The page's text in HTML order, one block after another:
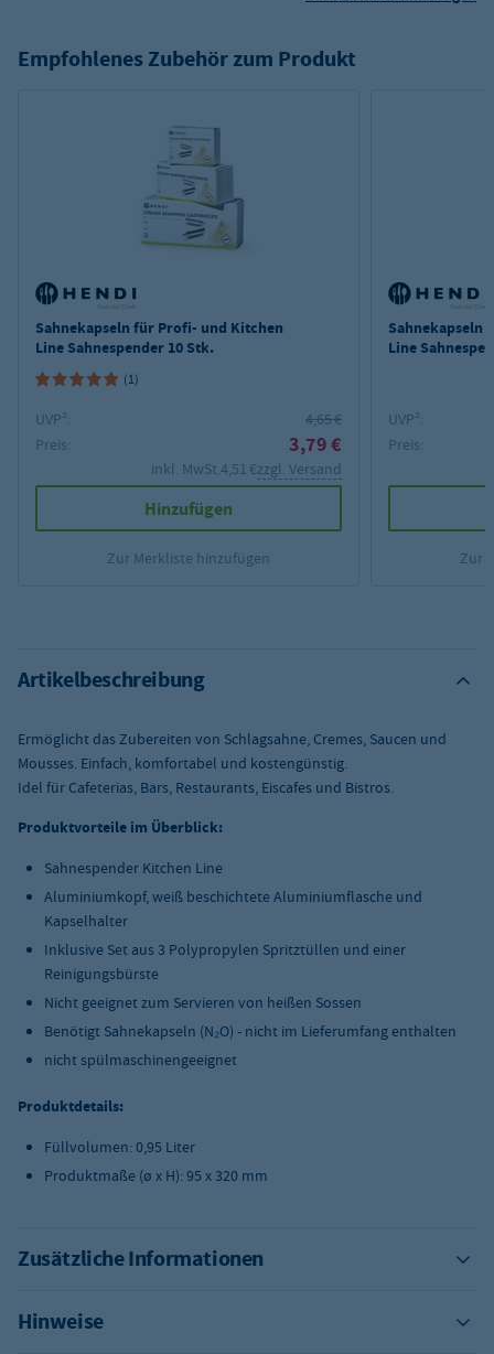
Empfohlenes Zubehör zum Produkt
Sahnekapseln für Profi- und Kitchen
Line Sahnespender 10 Stk.
(1)
UVP²:
4,65 €
Preis:
3,79 €
inkl. MwSt.4,51 €zzgl. Versand
Hinzufügen
Zur Merkliste hinzufügen
Sahnekapseln
Line
UVP²:
Preis:
Zur
Artikelbeschreibung
Ermöglicht das Zubereiten von Schlagsahne, Cremes, Saucen und
Mousses. Einfach, komfortabel und kostengünstig.
Idel für Cafeterias, Bars, Restaurants, Eiscafes und Bistros.
Produktvorteile im Überblick:
Sahnespender Kitchen Line
Aluminiumkopf, weiß beschichtete Aluminiumflasche und
Kapselhalter
Inklusive Set aus 3 Polypropylen Spritztüllen und einer
Reinigungsbürste
Nicht geeignet zum Servieren von heißen Sossen
Benötigt Sahnekapseln (N₂O) - nicht im Lieferumfang enthalten
nicht spülmaschinengeeignet
Produktdetails:
Füllvolumen: 0,95 Liter
Produktmaße (ø x H):95 x 320 mm
Zusätzliche Informationen
Hinweise